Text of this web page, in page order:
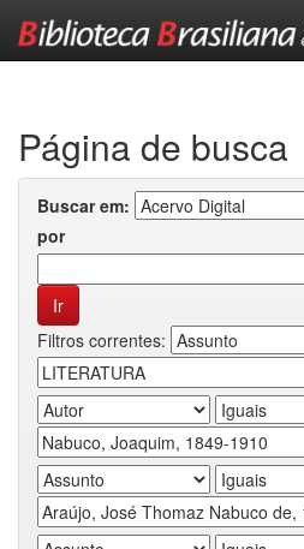
Página de busca
Buscar em:
por
Filtros correntes: